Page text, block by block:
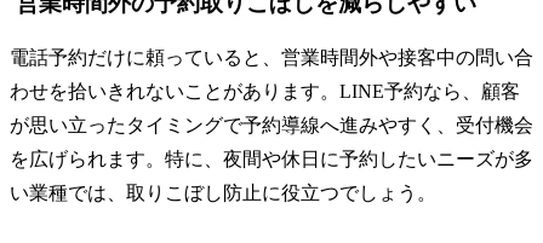
電話予約だけに頼っていると、営業時間外や接客中の問い合
わせを拾いきれないことがあります。LINE予約なら、顧客
が思い立ったタイミングで予約導線へ進みやすく、受付機会
を広げられます。特に、夜間や休日に予約したいニーズが多
い業種では、取りこぼし防止に役立つでしょう。